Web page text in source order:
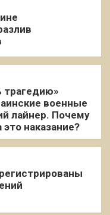
трагедию»
военные
лайнер. Почему
наказание?